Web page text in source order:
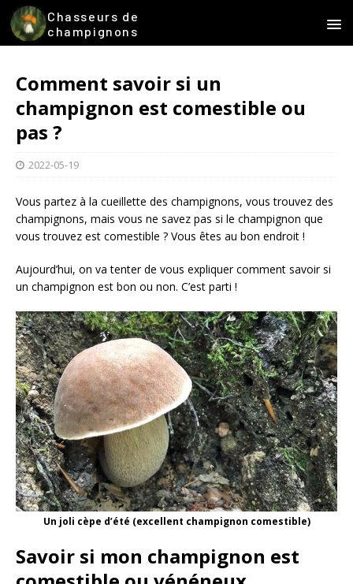
Chasseurs de
champignons
Comment savoir si un
champignon est comestible ou
pas ?
2022-05-19
Vous partez à la cueillette des champignons, vous trouvez des
champignons, mais vous ne savez pas si le champignon que
vous trouvez est comestible ? Vous êtes au bon endroit !
Aujourd’hui, on va tenter de vous expliquer comment savoir si
un champignon est bon ou non. C’est parti !
Un joli cèpe d’été (excellent champignon comestible)
Savoir si mon champignon est